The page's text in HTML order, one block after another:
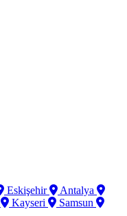
Eskişehir
Antalya
Kayseri
Samsun